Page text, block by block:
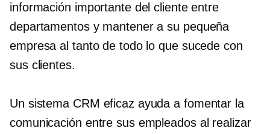
información importante del cliente entre
departamentos y mantener a su pequeña
empresa al tanto de todo lo que sucede con
sus clientes.
Un sistema CRM eficaz ayuda a fomentar la
comunicación entre sus empleados al realizar